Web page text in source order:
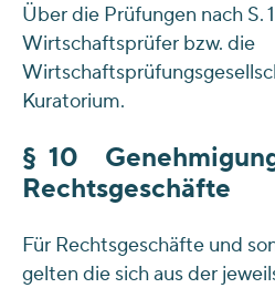
Über die Prüfungen nach S.
Wirtschaftsprüfer bzw. die
Kuratorium.
§ 10
Rechtsgeschäfte
Für Rechtsgeschäfte und
gelten die sich aus der